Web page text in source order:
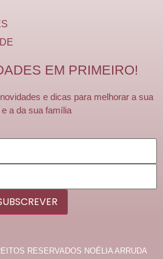
EM PRIMEIRO!
e dicas para melhorar a sua
a da sua família
RESERVADOS NOÉLIA ARRUDA